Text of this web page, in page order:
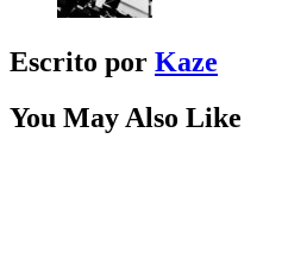
Escrito por Kaze
You May Also Like